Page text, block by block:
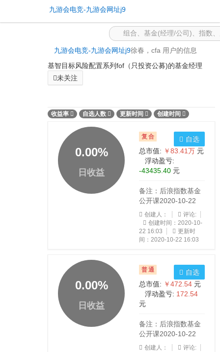
公开组合 -九游会电竞
九游会电竞-九游会网址j9
九游会电竞-九游会网址j9徐春，cfa 用户的信息
基智目标风险配置系列fof（只投资公募)的基金经理
未关注
收益率 自选人数 更新时间 创建时间
0.00%
日收益
复合
总市值: ￥83.41万 元
浮动盈亏:
-43435.40 元
备注：后浪指数基金
公开课2020-10-22
创建人：
评论:
创建时间：2020-10-
22 16:03
更新时
间：2020-10-22 16:03
自选
0.00%
日收益
普通
总市值: ￥472.54 元
浮动盈亏: 172.54
元
备注：后浪指数基金
公开课2020-10-22
创建人：
评论:
自选